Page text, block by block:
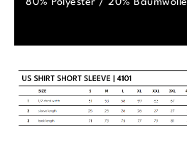
80% Polyester / 20% Baumwolle